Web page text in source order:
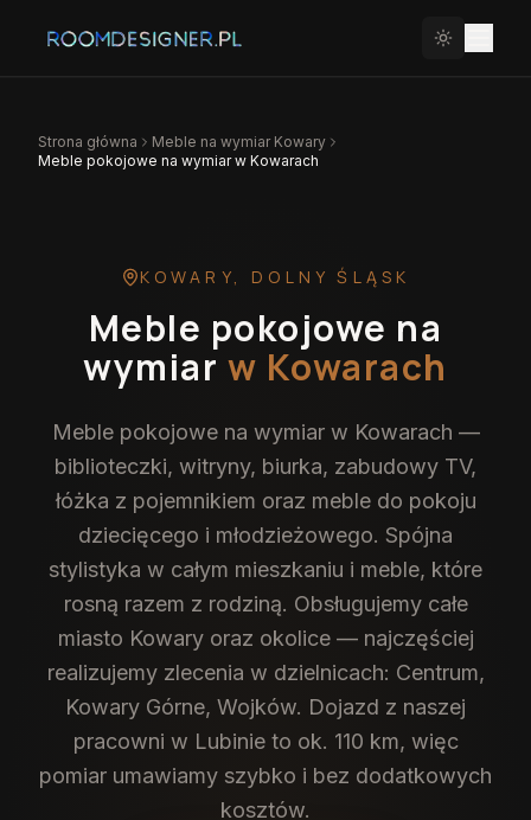
Strona główna Meble na wymiar Kowary
Meble pokojowe na wymiar w Kowarach
KOWARY, DOLNY ŚLĄSK
Meble pokojowe na
wymiar w Kowarach
Meble pokojowe na wymiar w Kowarach —
biblioteczki, witryny, biurka, zabudowy TV,
łóżka z pojemnikiem oraz meble do pokoju
dziecięcego i młodzieżowego. Spójna
stylistyka w całym mieszkaniu i meble, które
rosną razem z rodziną. Obsługujemy całe
miasto Kowary oraz okolice — najczęściej
realizujemy zlecenia w dzielnicach: Centrum,
Kowary Górne, Wojków. Dojazd z naszej
pracowni w Lubinie to ok. 110 km, więc
pomiar umawiamy szybko i bez dodatkowych
kosztów.